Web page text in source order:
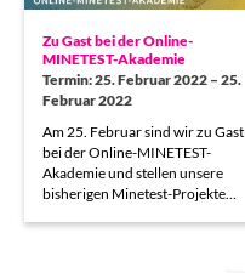
Zu Gast bei der Online-
MINETEST-Akademie
Termin: 25. Februar 2022 – 25.
Februar 2022
Am 25. Februar sind wir zu Gast
bei der Online-MINETEST-
Akademie und stellen unsere
bisherigen Minetest-Projekte…